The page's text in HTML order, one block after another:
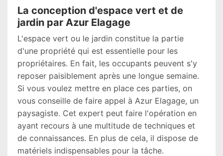
La conception d'espace vert et de
jardin par Azur Elagage
L'espace vert ou le jardin constitue la partie
d'une propriété qui est essentielle pour les
propriétaires. En fait, les occupants peuvent s'y
reposer paisiblement après une longue semaine.
Si vous voulez mettre en place ces parties, on
vous conseille de faire appel à Azur Elagage, un
paysagiste. Cet expert peut faire l'opération en
ayant recours à une multitude de techniques et
de connaissances. En plus de cela, il dispose de
matériels indispensables pour la tâche.